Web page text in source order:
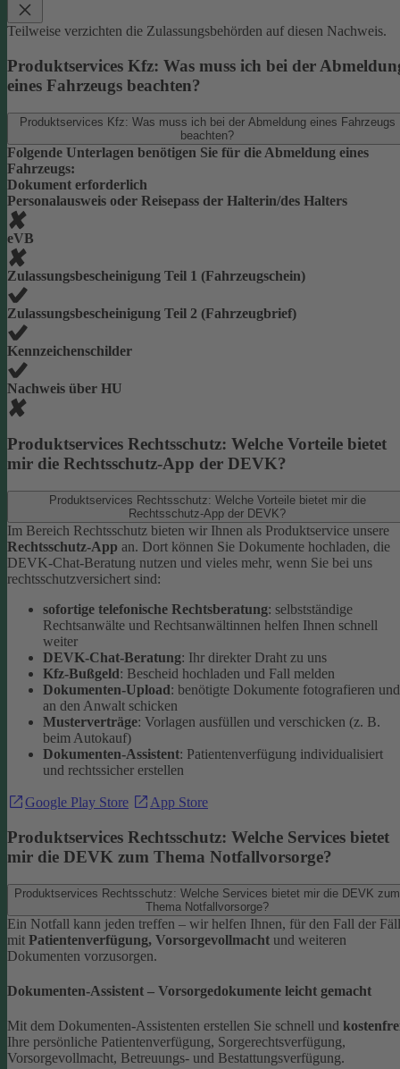
Teilweise verzichten die Zulassungsbehörden auf diesen Nachweis.
Produktservices Kfz: Was muss ich bei der
eines Fahrzeugs beachten?
Produktservices Kfz: Was muss ich bei der Abmeldung eines Fahrzeugs
beachten?
Folgende Unterlagen benötigen Sie für die Abmeldung eines
Fahrzeugs:
Dokument erforderlich
Personalausweis oder Reisepass der Halterin/des Halters
eVB
Zulassungsbescheinigung Teil 1 (Fahrzeugschein)
Zulassungsbescheinigung Teil 2 (Fahrzeugbrief)
Kennzeichenschilder
Nachweis über HU
Produktservices Rechtsschutz: Welche Vorteile bietet
mir die Rechtsschutz-App der DEVK?
Produktservices Rechtsschutz: Welche Vorteile bietet mir die
Rechtsschutz-App der DEVK?
Im Bereich Rechtsschutz bieten wir Ihnen als Produktservice unsere
Rechtsschutz-App an. Dort können Sie Dokumente hochladen, die
DEVK-Chat-Beratung nutzen und vieles mehr, wenn Sie bei uns
rechtsschutzversichert sind:
sofortige telefonische Rechtsberatung: selbstständige
Rechtsanwälte und Rechtsanwältinnen helfen Ihnen schnell
weiter
DEVK-Chat-Beratung: Ihr direkter Draht zu uns
Kfz-Bußgeld: Bescheid hochladen und Fall melden
Dokumenten-Upload: benötigte Dokumente fotografieren und
an den Anwalt schicken
Musterverträge: Vorlagen ausfüllen und verschicken (z. B.
beim Autokauf)
Dokumenten-Assistent: Patientenverfügung individualisiert
und rechtssicher erstellen
Google Play Store App Store
Produktservices Rechtsschutz: Welche Services bietet
mir die DEVK zum Thema Notfallvorsorge?
Produktservices Rechtsschutz: Welche Services bietet mir die DEVK zum
Thema Notfallvorsorge?
Ein Notfall kann jeden treffen – wir helfen Ihnen, für den Fall der
mit Patientenverfügung, Vorsorgevollmacht und weiteren
Dokumenten vorzusorgen.
Dokumenten-Assistent – Vorsorgedokumente leicht gemacht
Mit dem Dokumenten-Assistenten erstellen Sie schnell und
Ihre persönliche Patientenverfügung, Sorgerechtsverfügung,
Vorsorgevollmacht, Betreuungs- und Bestattungsverfügung.